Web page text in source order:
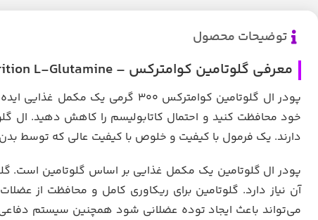
توضیحات محصول
معرفی گلوتامین کوامترکس – Quamtrax Nutrition L-Glutamine
پودر ال گلوتامین کوامترکس ۳۰۰
خود محافظت کنید و احتمال کاتابولیسم را کاهش دهید. ال
دارند. یک فرمول با کیفیت و خلوص با کیفیت عالی که توسط
پودر ال گلوتامین یک مکمل غذایی بر اساس گلوتامین است.
آن نیاز دارد. گلوتامین برای ریکاوری کامل و محافظت از
می‌تواند باعث ایجاد توده عضلانی شود همچنین سیستم